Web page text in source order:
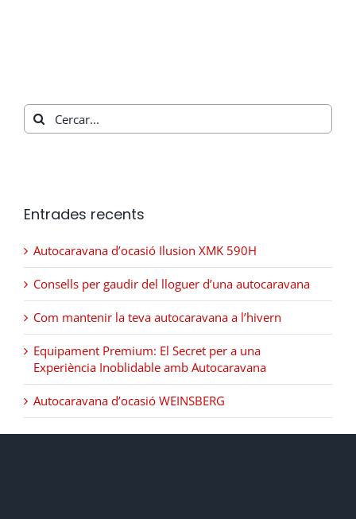
Cerca
…
Entrades recents
Autocaravana d’ocasió Ilusion XMK 590H
Consells per gaudir del lloguer d’una autocaravana
Com mantenir la teva autocaravana a l’hivern
Equipament Premium: El Secret per a una
Experiència Inoblidable amb Autocaravana
Autocaravana d’ocasió WEINSBERG